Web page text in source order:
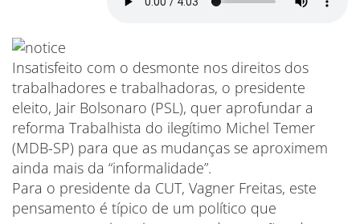
Insatisfeito com o desmonte nos direitos dos
trabalhadores e trabalhadoras, o presidente
eleito, Jair Bolsonaro (PSL), quer aprofundar a
reforma Trabalhista do ilegítimo Michel Temer
(MDB-SP) para que as mudanças se aproximem
ainda mais da “informalidade”.
Para o presidente da CUT, Vagner Freitas, este
pensamento é típico de um político que